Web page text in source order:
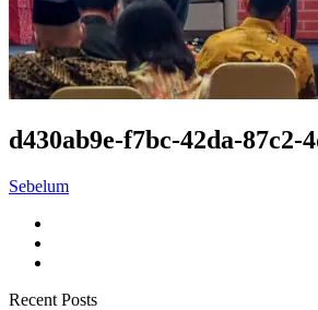
d430ab9e-f7bc-42da-87c2-
Sebelum
Recent Posts